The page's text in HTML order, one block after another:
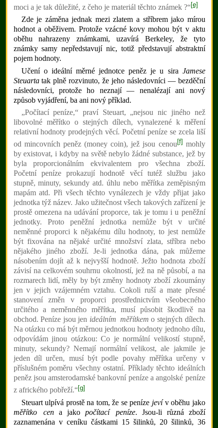
moci a je tak důležité, z čeho je materiál těchto známek ?“[e]
Zde je záměna jednak mezi zlatem a stříbrem jako mírou
hodnot a oběživem. Protože vzácné kovy mohou být v aktu
oběhu nahrazeny známkami, uzavírá Berkeley, že tyto
známky samy nepředstavují nic, totiž představují abstraktní
pojem hodnoty.
Učení o ideální měrné jednotce peněz je u sira Jamese
Steuartatak plně rozvinuto, že jeho následovníci — bezděční
následovníci, protože ho neznají — nenalézají ani nový
způsob vyjádření, ba ani nový příklad.
„Počítací peníze,“ praví Steuart, „nejsou nic jiného než
libovolné měřítko o stejných dílech, vynalezené k měření
relativní hodnoty prodejných věcí. Početní peníze se zcela liší
od mincovních peněz (money coin), jež jsou cenou [f] mohly
by existovat, i kdyby na světě nebylo žádné substance, jež by
byla proporcionálním ekvivalentem pro všechna zboží.
Početní peníze prokazují hodnotě věcí tutéž službu jako
stupně, minuty, sekundy atd. úhlu nebo měřítka zeměpisným
mapám atd. Při všech těchto vynálezech je vždy přijat jako
jednotka týž název. Jako užitečnost všech takových zařízení je
prostě omezena na udávání proporce, tak je tomu i u peněžní
jednotky. Proto peněžní jednotka nemůže být v určité
neměnné proporci k nějakému dílu hodnoty, to jest nemůže
být fixována na nějaké určité množství zlata, stříbra nebo
nějakého jiného zboží. Je-li jednotka dána, pak můžeme
násobením dojít až k nejvyšší hodnotě. Ježto hodnota zboží
závisí na celkovém souhrnu okolností, jež na ně působí, a na
rozmarech lidí, měly by být změny hodnoty zboží zkoumány
jen v jejich vzájemném vztahu. Cokoli ruší a mate přesné
stanovení změn v proporci prostřednictvím všeobecného
určitého a neměnného měřítka, musí působit škodlivě na
obchod. Peníze jsou jen ideálním měřítkem o stejných dílech.
Na otázku co má být měrnou jednotkou hodnoty jednoho dílu,
odpovídám jinou otázkou: Co je normální velikostí stupně,
minuty, sekundy? Nemají normální velikost, ale jakmile je
jeden díl určen, musí být podle povahy měřítka určeny v
příslušném poměru všechny ostatní. Příklady těchto ideálních
peněz jsou amsterodamské bankovní peníze a angolské peníze
z afrického pobřeží.“[g]
Steuart ulpívá prostě na tom, že se peníze jevív oběhu jako
měřítko cena jako počítací peníze. Jsou-li různá zboží
zaznamenána v ceníku částkami 15 šilinků, 20 šilinků, 36